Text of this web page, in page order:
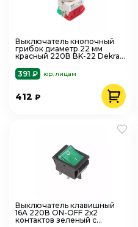
Выключатель кнопочный
грибок диаметр 22 мм
красный 220В ВK-22 Dekraft
391 ₽
юр. лицам
412 ₽
Выключатель клавишный
16А 220В ON-OFF 2х2
контактов зеленый с